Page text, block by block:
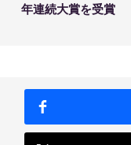
年連続大賞を受賞